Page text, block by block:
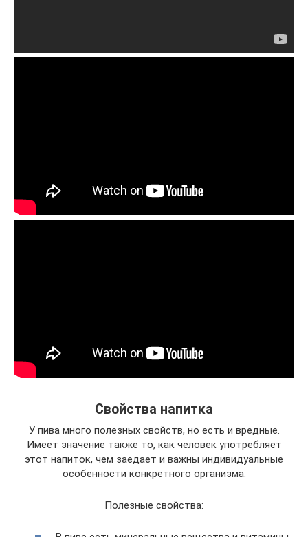
Свойства напитка
У пива много полезных свойств, но есть и вредные.
Имеет значение также то, как человек употребляет
этот напиток, чем заедает и важны индивидуальные
особенности конкретного организма.
Полезные свойства: